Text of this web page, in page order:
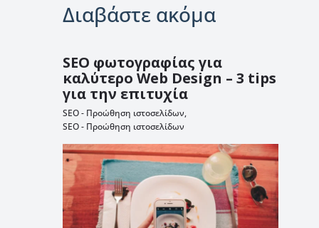
Διαβάστε ακόμα
SEO φωτογραφίας για
καλύτερο Web Design – 3 tips
για την επιτυχία
SEO - Προώθηση ιστοσελίδων,
SEO - Προώθηση ιστοσελίδων